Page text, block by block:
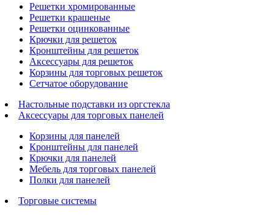
Решетки хромированные
Решетки крашеные
Решетки оцинкованные
Крючки для решеток
Кронштейны для решеток
Аксессуары для решеток
Корзины для торговых решеток
Сетчатое оборудование
Настольные подставки из оргстекла
Аксессуары для торговых панелей
Корзины для панелей
Кронштейны для панелей
Крючки для панелей
Мебель для торговых панелей
Полки для панелей
Торговые системы